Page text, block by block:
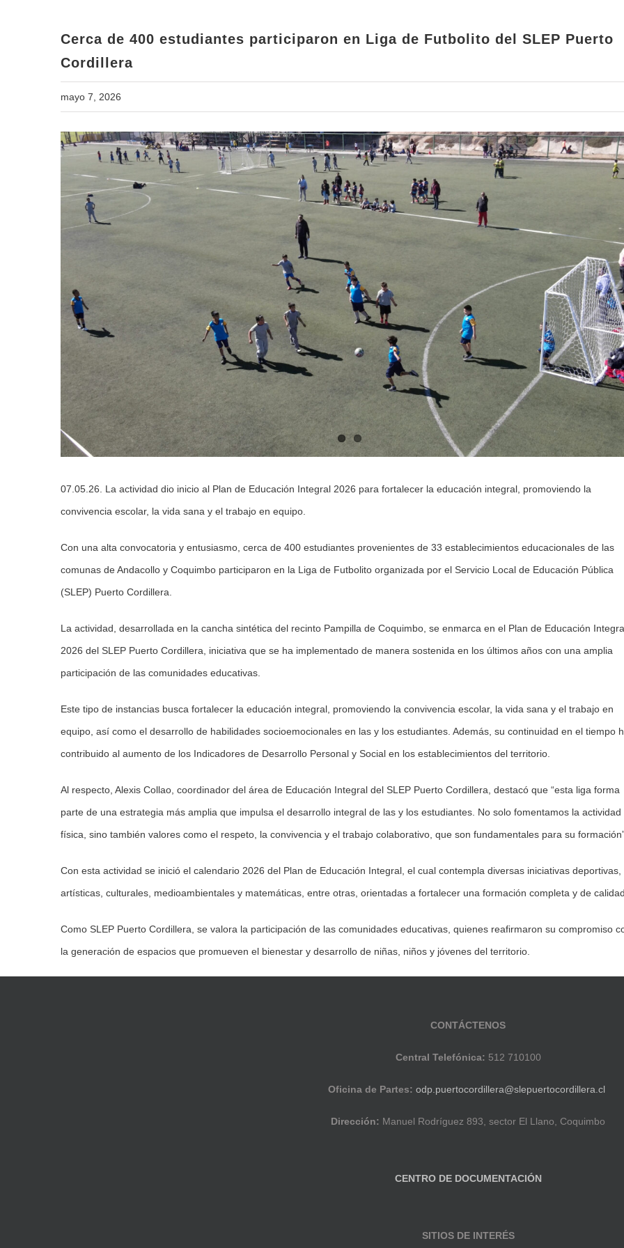
Cerca de 400 estudiantes participaron en Liga de Futbolito del SLEP Puerto
Cordillera
mayo 7, 2026
View
07.05.26. La actividad dio inicio al Plan de Educación Integral 2026 para fortalecer la educación integral, promoviendo la
convivencia escolar, la vida sana y el trabajo en equipo.
Con una alta convocatoria y entusiasmo, cerca de 400 estudiantes provenientes de 33 establecimientos educacionales de las
comunas de Andacollo y Coquimbo participaron en la Liga de Futbolito organizada por el Servicio Local de Educación Pública
(SLEP) Puerto Cordillera.
La actividad, desarrollada en la cancha sintética del recinto Pampilla de Coquimbo, se enmarca en el Plan de Educación
2026 del SLEP Puerto Cordillera, iniciativa que se ha implementado de manera sostenida en los últimos años con una amplia
participación de las comunidades educativas.
Este tipo de instancias busca fortalecer la educación integral, promoviendo la convivencia escolar, la vida sana y el trabajo en
equipo, así como el desarrollo de habilidades socioemocionales en las y los estudiantes. Además, su continuidad en el tiempo
contribuido al aumento de los Indicadores de Desarrollo Personal y Social en los establecimientos del territorio.
Al respecto, Alexis Collao, coordinador del área de Educación Integral del SLEP Puerto Cordillera, destacó que “esta liga forma
parte de una estrategia más amplia que impulsa el desarrollo integral de las y los estudiantes. No solo fomentamos la actividad
física, sino también valores como el respeto, la convivencia y el trabajo colaborativo, que son fundamentales para su
Con esta actividad se inició el calendario 2026 del Plan de Educación Integral, el cual contempla diversas iniciativas deportivas,
artísticas, culturales, medioambientales y matemáticas, entre otras, orientadas a fortalecer una formación completa y de
Como SLEP Puerto Cordillera, se valora la participación de las comunidades educativas, quienes reafirmaron su compromiso
la generación de espacios que promueven el bienestar y desarrollo de niñas, niños y jóvenes del territorio.
CONTÁCTENOS
Central Telefónica: 512 710100
Oficina de Partes: odp.puertocordillera@slepuertocordillera.cl
Dirección: Manuel Rodríguez 893, sector El Llano, Coquimbo
CENTRO DE DOCUMENTACIÓN
SITIOS DE INTERÉS